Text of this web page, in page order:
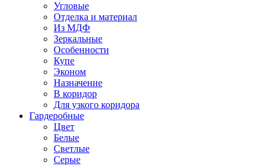
Угловые
Отделка и материал
Из МДФ
Зеркальные
Особенности
Купе
Эконом
Назначение
В коридор
Для узкого коридора
Гардеробные
Цвет
Белые
Светлые
Серые